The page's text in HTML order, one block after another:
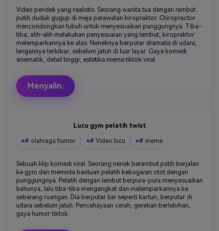
Video pendek yang realistis. Seorang wanita tua dengan rambut
putih duduk gugup di meja perawatan kiropraktor. Chiropractor
mencondongkan tubuh untuk menyesuaikan punggungnya. Tiba-
tiba, alih-alih melakukan penyesuaian yang lembut, kiropraktor
melemparkannya ke atas. Neneknya berputar dramatis di udara,
lengannya terkibar, sebelum jatuh di luar layar. Gaya komedi
sinematik, detail tinggi, estetika meme tiktok viral.
Menyalin.
Lucu gym pelatih twist
# olahraga humor # Video lucu # meme
Sebuah klip komedi viral. Seorang nenek berambut putih berjalan
ke gym dan meminta bantuan pelatih kebugaran otot dengan
punggungnya. Pelatih dengan lembut berpura-pura menyesuaikan
bahunya, lalu tiba-tiba mengangkat dan melemparkannya ke
seberang ruangan. Dia berputar liar seperti kartun, berputar di
udara sebelum jatuh. Pencahayaan cerah, gerakan berlebihan,
gaya humor tiktok.